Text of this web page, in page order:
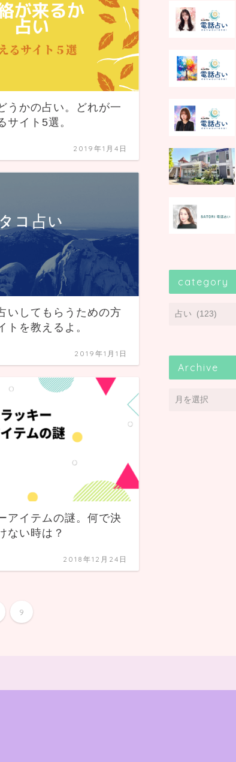
うかの占い。どれが一
サイト5選。
2019年1月4日
いしてもらうための方
トを教えるよ。
2019年1月1日
アイテムの謎。何で決
ない時は？
2018年12月24日
9
category
Archive